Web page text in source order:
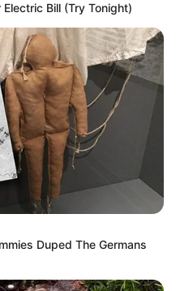
Bill (Try Tonight)
Duped The Germans